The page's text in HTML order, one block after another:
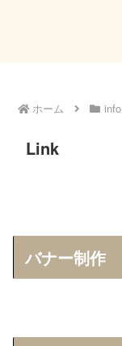
ホーム info
Link
バナー制作